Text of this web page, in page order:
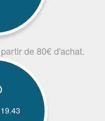
de 80€ d'achat.